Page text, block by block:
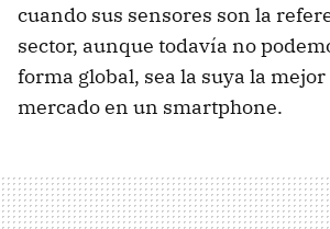
cuando sus sensores son la
sector, aunque todavía no
forma global, sea la suya la
mercado en un smartphone.